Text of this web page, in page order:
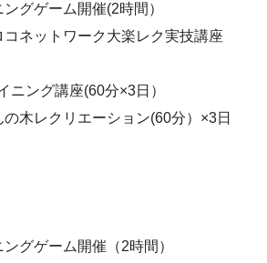
グゲーム開催(2時間）
コネットワーク大楽レク実技講座
ニング講座(60分×3日）
の木レクリエーション(60分）×3日
グゲーム開催（2時間）